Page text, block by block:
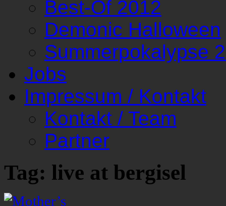
Best-Of 2012
Demonic Halloween
Summerpokalypse
Jobs
Impressum / Kontakt
Kontakt / Team
Partner
Tag: live at bergisel